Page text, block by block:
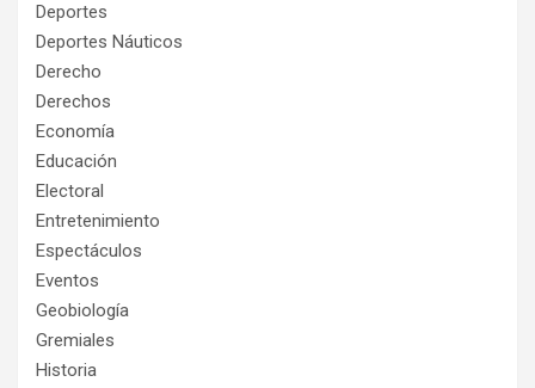
Deportes
Deportes Náuticos
Derecho
Derechos
Economía
Educación
Electoral
Entretenimiento
Espectáculos
Eventos
Geobiología
Gremiales
Historia